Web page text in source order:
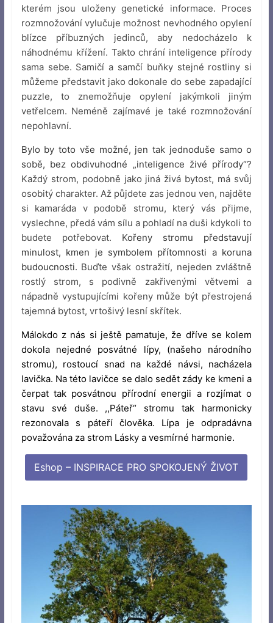
kterém jsou uloženy genetické informace. Proces
rozmnožování vylučuje možnost nevhodného opylení
blízce příbuzných jedinců, aby nedocházelo k
náhodnému křížení. Takto chrání inteligence přírody
sama sebe. Samičí a samčí buňky stejné rostliny si
můžeme představit jako dokonale do sebe zapadající
puzzle, to znemožňuje opylení jakýmkoli jiným
vetřelcem. Neméně zajímavé je také rozmnožování
nepohlavní.
Bylo by toto vše možné, jen tak jednoduše samo o
sobě, bez obdivuhodné „inteligence živé přírody“?
Každý strom, podobně jako jiná živá bytost, má svůj
osobitý charakter. Až půjdete zas jednou ven, najděte
si kamaráda v podobě stromu, který vás přijme,
vyslechne, předá vám sílu a pohladí na duši kdykoli to
budete potřebovat. Kořeny stromu představují
minulost, kmen je symbolem přítomnosti a koruna
budoucnosti. Buďte však ostražití, nejeden zvláštně
rostlý strom, s podivně zakřivenými větvemi a
nápadně vystupujícími kořeny může být přestrojená
tajemná bytost, vrtošivý lesní skřítek.
Málokdo z nás si ještě pamatuje, že dříve se kolem
dokola nejedné posvátné lípy, (našeho národního
stromu), rostoucí snad na každé návsi, nacházela
lavička. Na této lavičce se dalo sedět zády ke kmeni a
čerpat tak posvátnou přírodní energii a rozjímat o
stavu své duše. ,,Páteř“ stromu tak harmonicky
rezonovala s páteří člověka. Lípa je odpradávna
považována za strom Lásky a vesmírné harmonie.
Eshop – INSPIRACE PRO SPOKOJENÝ ŽIVOT